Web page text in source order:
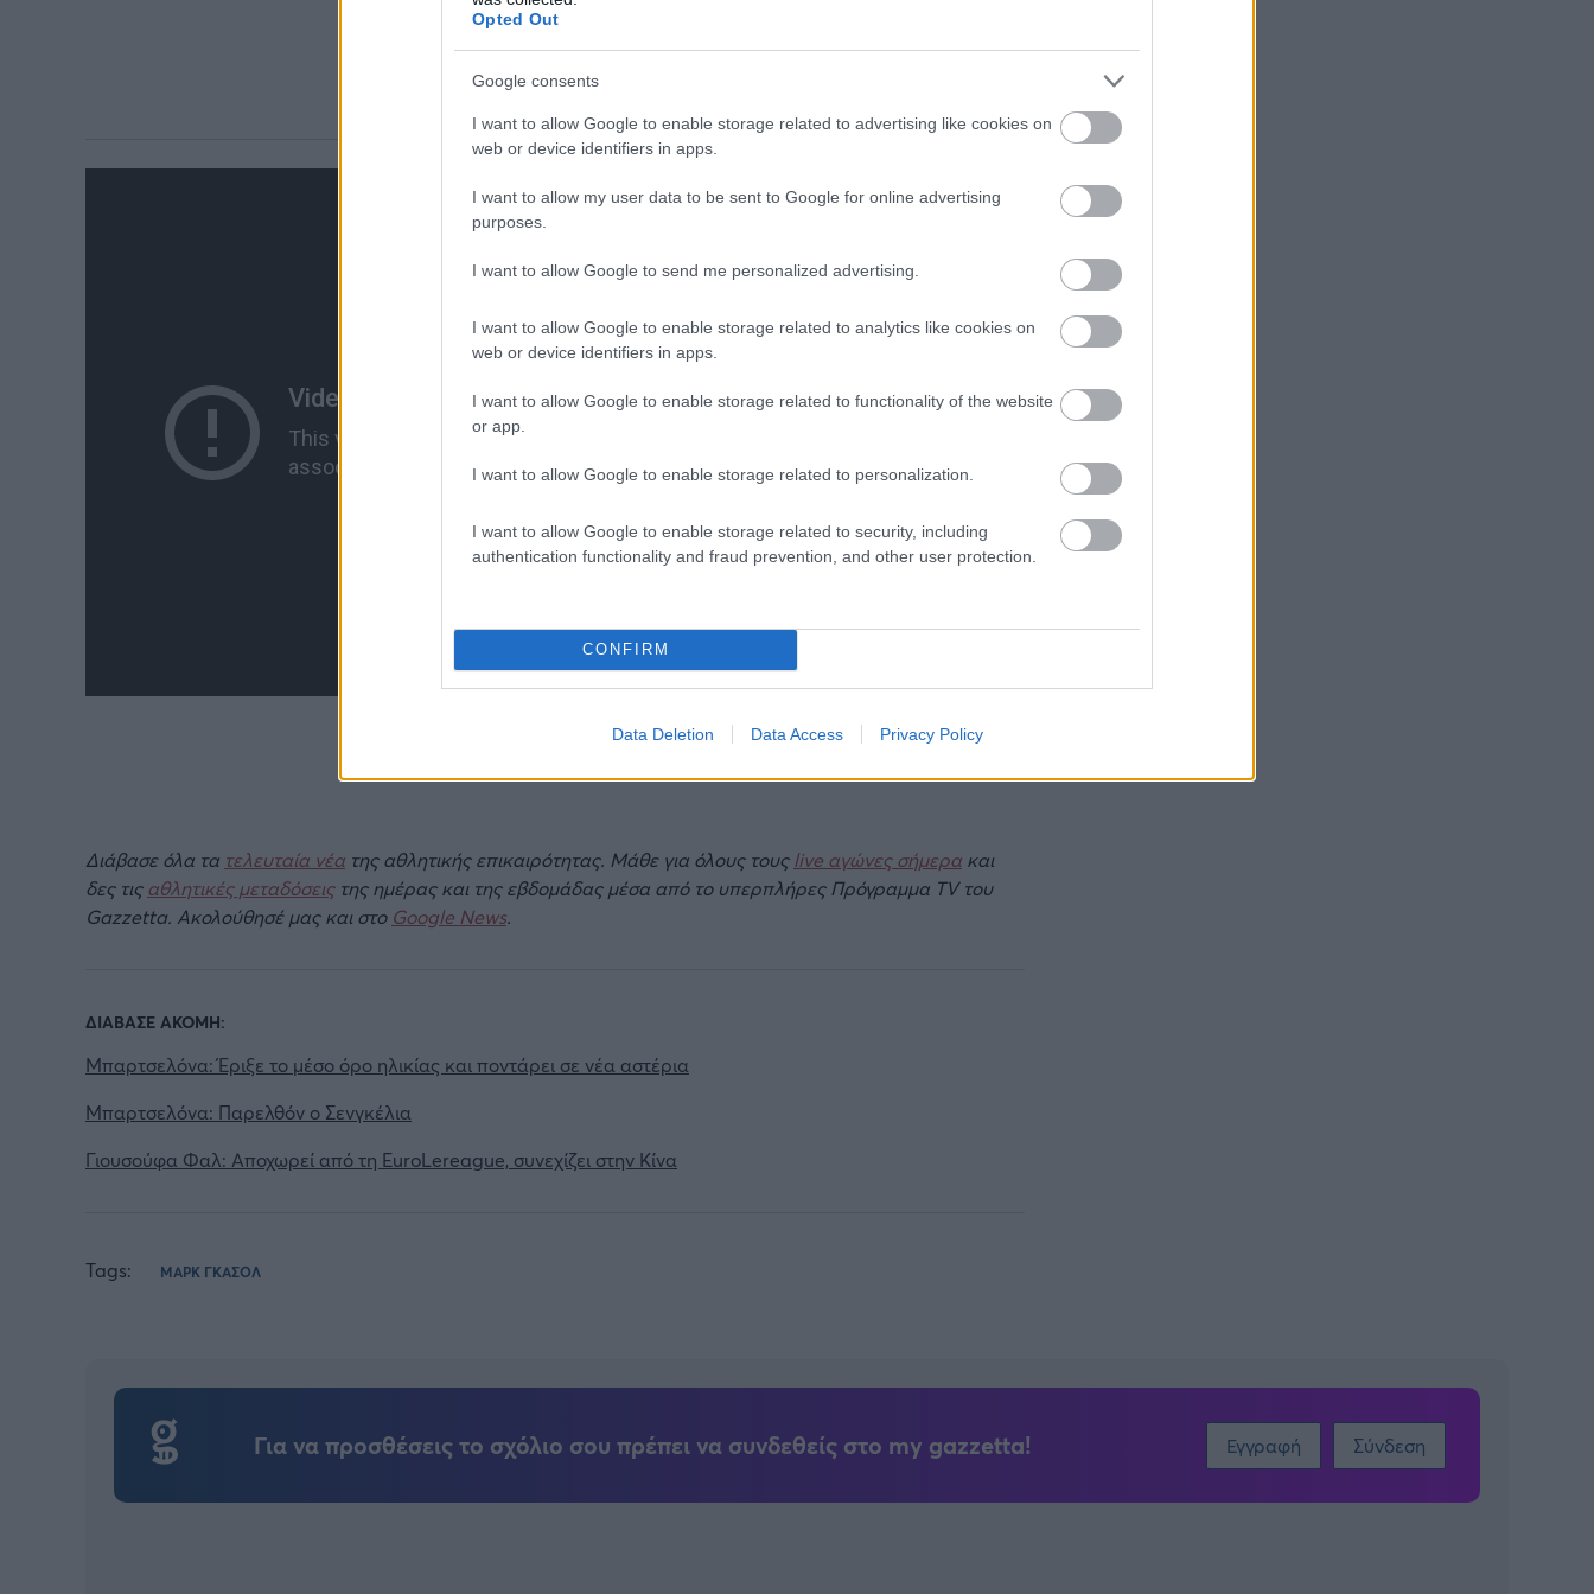
Opted Out
Google consents
I want to allow Google to enable storage related to advertising like cookies on
web or device identifiers in apps.
I want to allow my user data to be sent to Google for online advertising
purposes.
I want to allow Google to send me personalized advertising.
I want to allow Google to enable storage related to analytics like cookies on
web or device identifiers in apps.
I want to allow Google to enable storage related to functionality of the website
or app.
I want to allow Google to enable storage related to personalization.
I want to allow Google to enable storage related to security, including
authentication functionality and fraud prevention, and other user protection.
CONFIRM
Data Deletion Data Access Privacy Policy
Διάβασε όλα τα τελευταία νέα της αθλητικής επικαιρότητας. Μάθε για όλους τους live αγώνες σήμερα και
δες τιςαθλητικές μεταδόσειςτης ημέρας και της εβδομάδας μέσα από το υπερπλήρες Πρόγραμμα TV του
Gazzetta. Ακολούθησέ μας και στο Google News.
ΔΙΑΒΑΣΕ ΑΚΟΜΗ:
Μπαρτσελόνα: Έριξε το μέσο όρο ηλικίας και ποντάρει σε νέα αστέρια
Μπαρτσελόνα: Παρελθόν ο Σενγκέλια
Γιουσούφα Φαλ: Αποχωρεί από τη EuroLereague, συνεχίζει στην Κίνα
Tags: ΜΑΡΚ ΓΚΑΣΟΛ
Για να προσθέσεις το σχόλιο σου πρέπει να συνδεθείς στο my gazzetta! Εγγραφή Σύνδεση